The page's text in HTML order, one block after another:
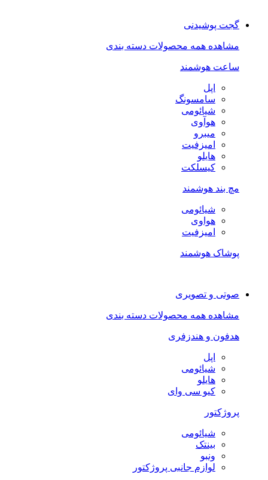
گجت پوشیدنی
مشاهده همه محصولات دسته بندی
ساعت هوشمند
اپل
سامسونگ
شیائومی
هوآوی
میبرو
امیزفیت
هایلو
کیسلکت
مچ بند هوشمند
شیائومی
هواوی
امیزفیت
پوشاک هوشمند
صوتی و تصویری
مشاهده همه محصولات دسته بندی
هدفون و هندزفری
اپل
شیائومی
هایلو
کیو سی وای
پروژکتور
شیائومی
بینتک
ونبو
لوازم جانبی پروژکتور